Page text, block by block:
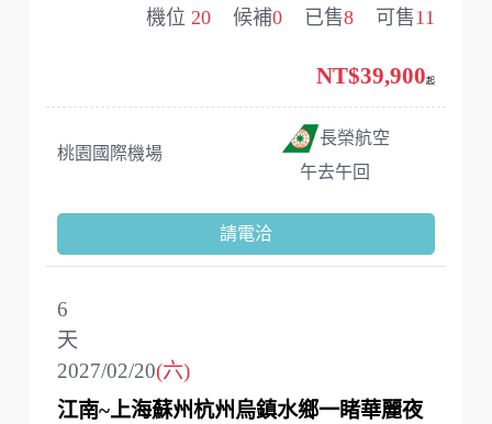
機位 20 候補0 已售8 可售11
桃園國際機場
長榮航空
午去午回
NT$39,900起
請電洽
2027/02/20(六)
6
天
江南~上海蘇州杭州烏鎮水鄉一睹華麗夜